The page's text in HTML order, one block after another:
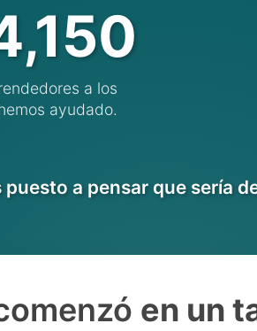
a los
ayudado.
puesto a pensar que sería
en un